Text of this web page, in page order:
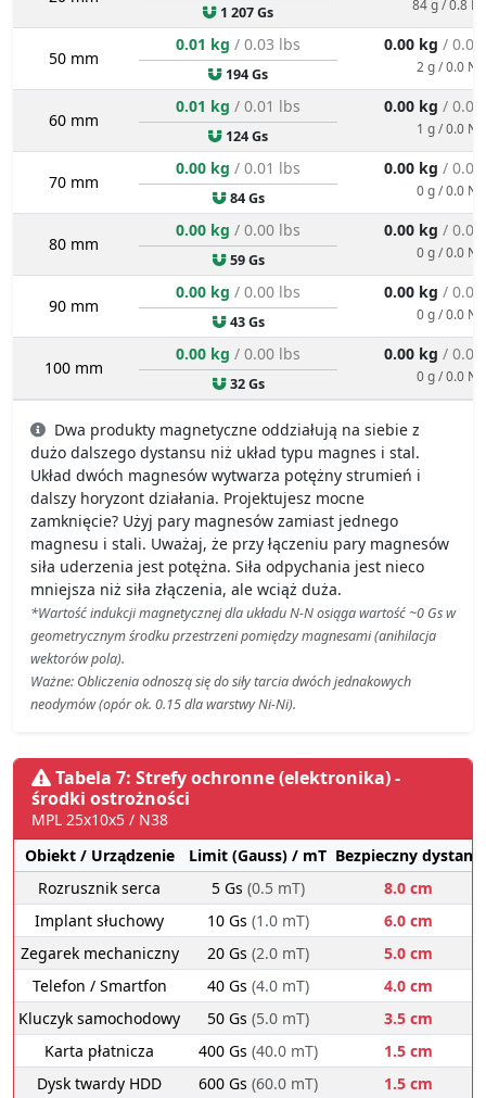
1 207 Gs 84 g / 0.8 N
50 mm
0.01 kg / 0.03 lbs
194 Gs
0.00 kg /
2 g / 0.0 N
60 mm
0.01 kg / 0.01 lbs
124 Gs
0.00 kg /
1 g / 0.0 N
70 mm
0.00 kg / 0.01 lbs
84 Gs
0.00 kg /
0 g / 0.0 N
80 mm
0.00 kg / 0.00 lbs
59 Gs
0.00 kg /
0 g / 0.0 N
90 mm
0.00 kg / 0.00 lbs
43 Gs
0.00 kg /
0 g / 0.0 N
100 mm
0.00 kg / 0.00 lbs
32 Gs
0.00 kg /
0 g / 0.0 N
Dwa produkty magnetyczne oddziałują na siebie z
dużo dalszego dystansu niż układ typu magnes i stal.
Układ dwóch magnesów wytwarza potężny strumień i
dalszy horyzont działania. Projektujesz mocne
zamknięcie? Użyj pary magnesów zamiast jednego
magnesu i stali. Uważaj, że przy łączeniu pary magnesów
siła uderzenia jest potężna. Siła odpychania jest nieco
mniejsza niż siła złączenia, ale wciąż duża.
*Wartość indukcji magnetycznej dla układu N-N osiąga wartość ~0 Gs w
geometrycznym środku przestrzeni pomiędzy magnesami (anihilacja
wektorów pola).
Ważne: Obliczenia odnoszą się do siły tarcia dwóch jednakowych
neodymów (opór ok. 0.15 dla warstwy Ni-Ni).
Tabela 7: Strefy ochronne (elektronika) -
środki ostrożności
MPL 25x10x5 / N38
Obiekt / Urządzenie
Limit (Gauss) / mT Bezpieczny dystans
Rozrusznik serca
5 Gs (0.5 mT)
8.0 cm
Implant słuchowy
10 Gs (1.0 mT)
6.0 cm
Zegarek mechaniczny
20 Gs (2.0 mT)
5.0 cm
Telefon / Smartfon
40 Gs (4.0 mT)
4.0 cm
Kluczyk samochodowy
50 Gs (5.0 mT)
3.5 cm
Karta płatnicza
400 Gs (40.0 mT)
1.5 cm
Dysk twardy HDD
600 Gs (60.0 mT) 1.5 cm